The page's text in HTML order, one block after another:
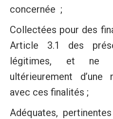
concernée ;
Collectées pour des
Article 3.1 des
légitimes, et ne
ultérieurement d’une
avec ces finalités ;
Adéquates,